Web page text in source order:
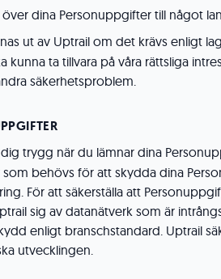
dina Personuppgifter till något
ut av Uptrail om det krävs enligt
ta tillvara på våra rättsliga
säkerhetsproblem.
trygg när du lämnar dina
behövs för att skydda dina
För att säkerställa att
sig av datanätverk som är
enligt branschstandard. Uptrail
utvecklingen.